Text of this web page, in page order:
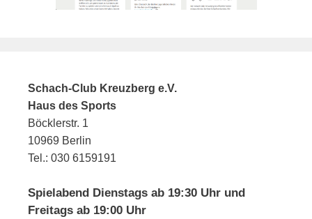
Schach-Club Kreuzberg e.V.
Haus des Sports
Böcklerstr. 1
10969 Berlin
Tel.: 030 6159191
Spielabend Dienstags ab 19:30 Uhr und
Freitags ab 19:00 Uhr